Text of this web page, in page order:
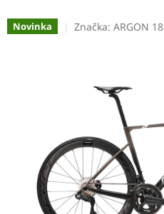
Novinka Značka: ARGON 18